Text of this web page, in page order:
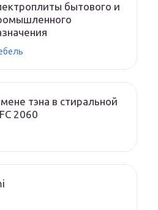
бытового и
тэна в стиральной
2060